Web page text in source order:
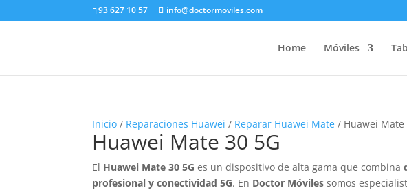
93 627 10 57 info@doctormoviles.com
Home Móviles
Inicio / Reparaciones Huawei / Reparar Huawei Mate / Huawei Mate
Huawei Mate 30 5G
El Huawei Mate 30 5G es un dispositivo de alta gama que combina
profesional y conectividad 5G. En Doctor Móviles somos